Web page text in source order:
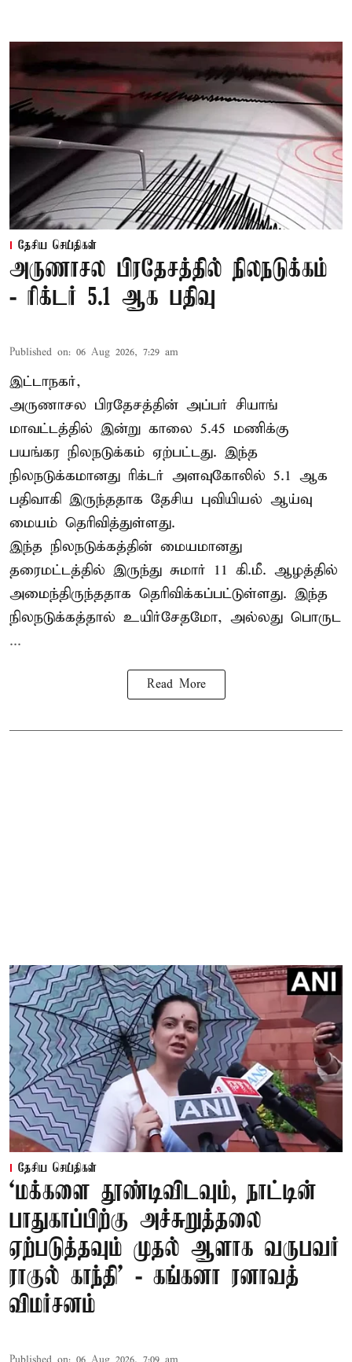
தேசிய செய்திகள்
அருணாசல பிரதேசத்தில் நிலநடுக்கம்
- ரிக்டர் 5.1 ஆக பதிவு
Published on: 06 Aug 2026, 7:29 am
இட்டாநகர்,
அருணாசல பிரதேசத்தின் அப்பர் சியாங்
மாவட்டத்தில் இன்று காலை 5.45 மணிக்கு
பயங்கர நிலநடுக்கம் ஏற்பட்டது. இந்த
நிலநடுக்கமானது ரிக்டர் அளவுகோலில் 5.1 ஆக
பதிவாகி இருந்ததாக தேசிய புவியியல் ஆய்வு
மையம் தெரிவித்துள்ளது.
இந்த நிலநடுக்கத்தின் மையமானது
தரைமட்டத்தில் இருந்து சுமார் 11 கி.மீ. ஆழத்தில்
அமைந்திருந்ததாக தெரிவிக்கப்பட்டுள்ளது. இந்த
நிலநடுக்கத்தால் உயிர்சேதமோ, அல்லது பொருட
...
Read More
தேசிய செய்திகள்
‘மக்களை தூண்டிவிடவும், நாட்டின்
பாதுகாப்பிற்கு அச்சுறுத்தலை
ஏற்படுத்தவும் முதல் ஆளாக வருபவர்
ராகுல் காந்தி’ - கங்கனா ரனாவத்
விமர்சனம்